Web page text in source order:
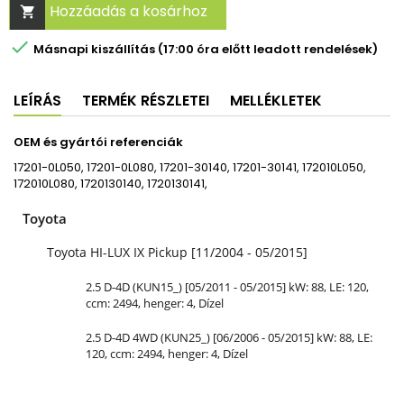
 Hozzáadás a kosárhoz
 Másnapi kiszállítás (17:00 óra előtt leadott rendelések)
LEÍRÁS TERMÉK RÉSZLETEI MELLÉKLETEK
OEM és gyártói referenciák
17201-0L050, 17201-0L080, 17201-30140, 17201-30141, 172010L050,
172010L080, 1720130140, 1720130141,
Toyota
Toyota HI-LUX IX Pickup [11/2004 - 05/2015]
2.5 D-4D (KUN15_) [05/2011 - 05/2015] kW: 88, LE: 120,
ccm: 2494, henger: 4, Dízel
2.5 D-4D 4WD (KUN25_) [06/2006 - 05/2015] kW: 88, LE:
120, ccm: 2494, henger: 4, Dízel